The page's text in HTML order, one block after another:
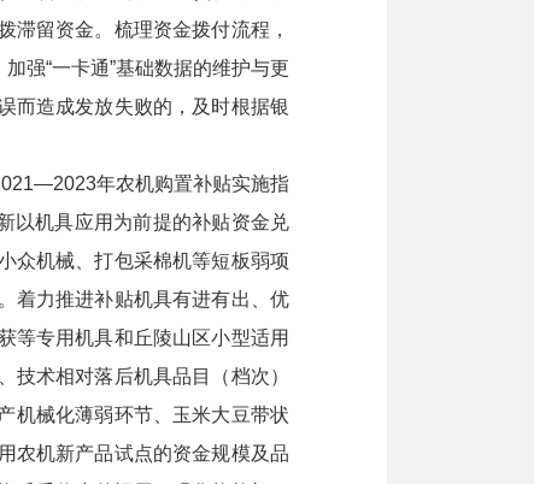
滞留资金。梳理资金拨付流程，
强“一卡通”基础数据的维护与更
而造成发放失败的，及时根据银
年农机购置补贴实施指
以机具应用为前提的补贴资金兑
众机械、打包采棉机等短板弱项
着力推进补贴机具有进有出、优
等专用机具和丘陵山区小型适用
术相对落后机具品目（档次）
机械化薄弱环节、玉米大豆带状
农机新产品试点的资金规模及品